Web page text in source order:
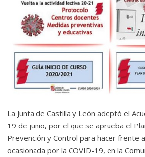
La Junta de Castilla y León adoptó el
19 de junio, por el que se aprueba el
Prevención y Control para hacer frente
ocasionada por la COVID-19, en la